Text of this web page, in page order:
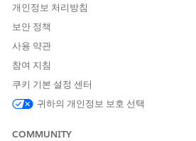
개선을 위한 의견을 보내
예
개인정보 처리방침
보안 정책
사용 약관
참여 지침
쿠키 기본 설정 센터
귀하의 개인정보 보호 선택
COMMUNITY